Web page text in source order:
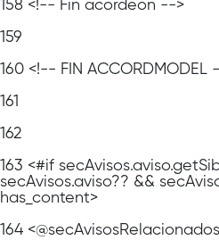
158 <!-- Fin acordeon -->
159
160 <!-- FIN ACCORDMODEL
161
162
163 <#if
secAvisos.aviso?? &&
has_content>
164